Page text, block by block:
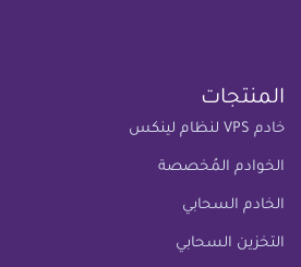
المنتجات
خادم VPS لنظام لينكس
الخوادم المُخصصة
الخادم السحابي
التخزين السحابي